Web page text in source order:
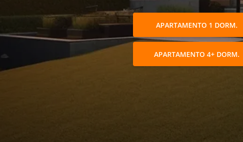
APARTAMENTO 1 DORM.
APARTAMENTO 4+ DORM.